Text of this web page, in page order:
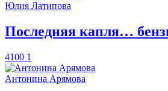
Юлия Латипова
​Последняя капля…
4100 1
Антонина Арямова